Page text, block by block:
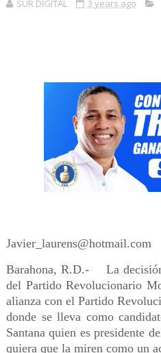
SUR DIGITAL 3 years ago
Javier_laurens@hotmail.com
Barahona, R.D.- La
del Partido Revolucionario
alianza con el Partido
donde se lleva como
Santana quien es presidente
quiera que la miren como un